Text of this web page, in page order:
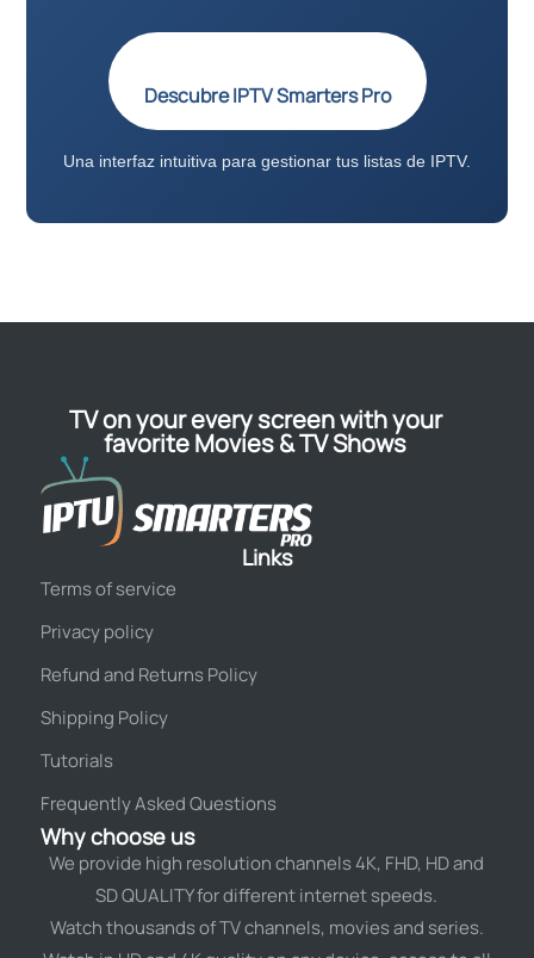
Descubre IPTV Smarters Pro
Una interfaz intuitiva para gestionar tus listas de IPTV.
TV on your every screen with your
favorite Movies & TV Shows
Links
Terms of service
Privacy policy
Refund and Returns Policy
Shipping Policy
Tutorials
Frequently Asked Questions
Why choose us
We provide high resolution channels 4K, FHD, HD and
SD QUALITY for different internet speeds.
Watch thousands of TV channels, movies and series.